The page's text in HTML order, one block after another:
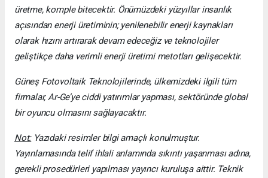
üretme, komple bitecektir. Önümüzdeki yüzyıllar insanlık
açısından enerji üretiminin; yenilenebilir enerji kaynakları
olarak hızını artırarak devam edeceğiz ve teknolojiler
geliştikçe daha verimli enerji üretimi metotları gelişecektir.
Güneş Fotovoltaik Teknolojilerinde, ülkemizdeki ilgili tüm
firmalar, Ar-Ge’ye ciddi yatırımlar yapması, sektöründe global
bir oyuncu olmasını sağlayacaktır.
Not:Yazıdaki resimler bilgi amaçlı konulmuştur.
Yayınlamasında telif ihlali anlamında sıkıntı yaşanması adına,
gerekli prosedürleri yapılması yayıncı kuruluşa aittir. Teknik